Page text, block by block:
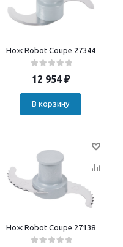
Нож Robot Coupe 27344
12 954₽
В корзину
Нож Robot Coupe 27138